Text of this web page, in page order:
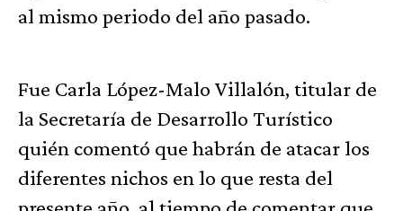
al mismo periodo del año pasado.
Fue Carla López-Malo Villalón, titular de
la Secretaría de Desarrollo Turístico
quién comentó que habrán de atacar los
diferentes nichos en lo que resta del